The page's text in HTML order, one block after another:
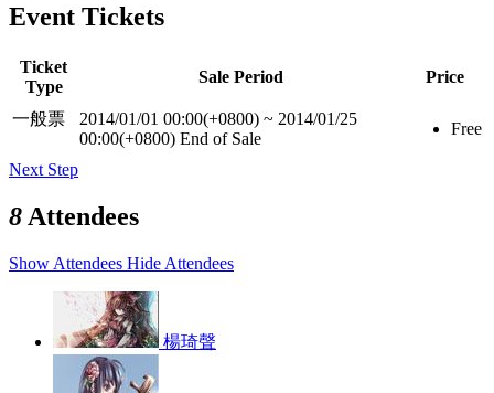
Event Tickets
Ticket
Type
Sale Period Price
一般票 2014/01/01 00:00(+0800) ~ 2014/01/25
00:00(+0800) End of Sale
Free
Next Step
8 Attendees
Show Attendees Hide Attendees
楊琦聲